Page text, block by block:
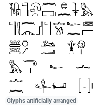
Glyphs artificially arranged